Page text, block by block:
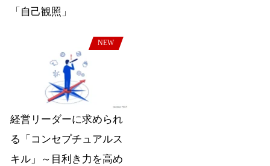
「自己観照」
NEW
経営リーダーに求められ
る「コンセプチュアルス
キル」～目利き力を高め